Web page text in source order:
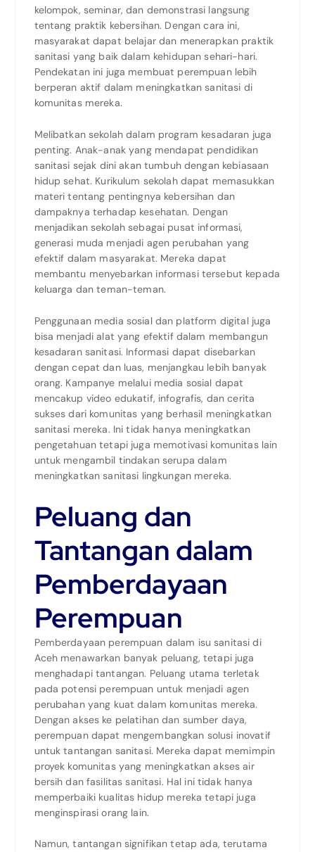
kelompok, seminar, dan demonstrasi langsung
tentang praktik kebersihan. Dengan cara ini,
masyarakat dapat belajar dan menerapkan praktik
sanitasi yang baik dalam kehidupan sehari-hari.
Pendekatan ini juga membuat perempuan lebih
berperan aktif dalam meningkatkan sanitasi di
komunitas mereka.
Melibatkan sekolah dalam program kesadaran juga
penting. Anak-anak yang mendapat pendidikan
sanitasi sejak dini akan tumbuh dengan kebiasaan
hidup sehat. Kurikulum sekolah dapat memasukkan
materi tentang pentingnya kebersihan dan
dampaknya terhadap kesehatan. Dengan
menjadikan sekolah sebagai pusat informasi,
generasi muda menjadi agen perubahan yang
efektif dalam masyarakat. Mereka dapat
membantu menyebarkan informasi tersebut kepada
keluarga dan teman-teman.
Penggunaan media sosial dan platform digital juga
bisa menjadi alat yang efektif dalam membangun
kesadaran sanitasi. Informasi dapat disebarkan
dengan cepat dan luas, menjangkau lebih banyak
orang. Kampanye melalui media sosial dapat
mencakup video edukatif, infografis, dan cerita
sukses dari komunitas yang berhasil meningkatkan
sanitasi mereka. Ini tidak hanya meningkatkan
pengetahuan tetapi juga memotivasi komunitas lain
untuk mengambil tindakan serupa dalam
meningkatkan sanitasi lingkungan mereka.
Peluang dan
Tantangan dalam
Pemberdayaan
Perempuan
Pemberdayaan perempuan dalam isu sanitasi di
Aceh menawarkan banyak peluang, tetapi juga
menghadapi tantangan. Peluang utama terletak
pada potensi perempuan untuk menjadi agen
perubahan yang kuat dalam komunitas mereka.
Dengan akses ke pelatihan dan sumber daya,
perempuan dapat mengembangkan solusi inovatif
untuk tantangan sanitasi. Mereka dapat memimpin
proyek komunitas yang meningkatkan akses air
bersih dan fasilitas sanitasi. Hal ini tidak hanya
memperbaiki kualitas hidup mereka tetapi juga
menginspirasi orang lain.
Namun, tantangan signifikan tetap ada, terutama